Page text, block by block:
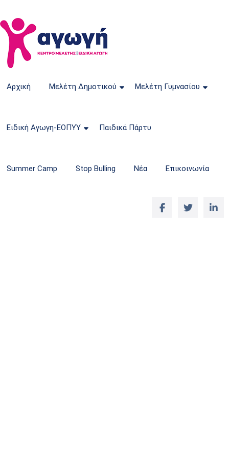
Αρχική Mελέτη Δημοτικού Μελέτη Γυμνασίου
Ειδική Αγωγη-ΕΟΠΥΥ Παιδικά Πάρτυ
Summer Camp Stop Bulling Νέα Επικοινωνία